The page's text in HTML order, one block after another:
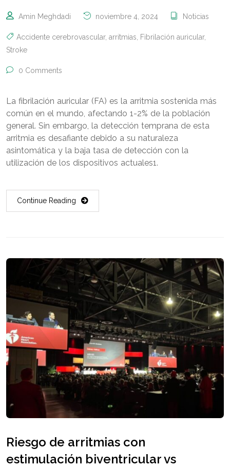
Amin Meghdadi noviembre 4, 2024 Noticias
Accidente cerebrovascular, arritmias Fibrilación auricular,
Stroke
0 Comments
La fibrilación auricular (FA) es la arritmia sostenida más
común en el mundo, afectando 1-2% de la población
general. Sin embargo, la detección temprana de esta
arritmia es desafiante debido a su naturaleza
asintomática y la baja tasa de detección con la
utilización de los dispositivos actuales1.
Continue Reading
Riesgo de arritmias con
estimulación biventricular vs